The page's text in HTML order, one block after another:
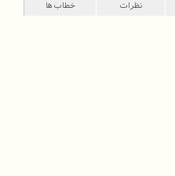
نظرات خطاب‌ها